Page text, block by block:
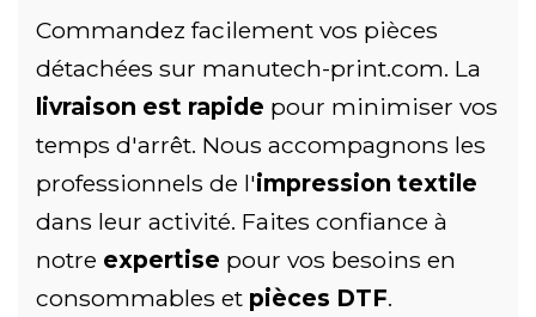
Commandez facilement vos pièces
détachées sur manutech-print.com. La
livraison est rapide pour minimiser vos
temps d'arrêt. Nous accompagnons les
professionnels de l'impression textile
dans leur activité. Faites confiance à
notre expertise pour vos besoins en
consommables et pièces DTF.